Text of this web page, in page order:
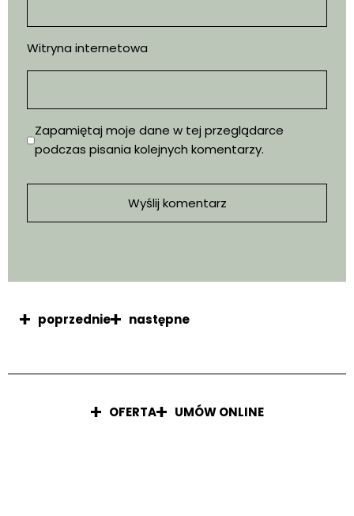
Witryna internetowa
Zapamiętaj moje dane w tej przeglądarce
podczas pisania kolejnych komentarzy.
poprzednie następne
OFERTA UMÓW ONLINE